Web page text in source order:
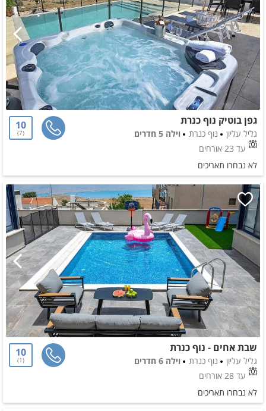
גפן בוטיק נוף כנרת
גליל עליון נוף כנרת
וילה 5 חדרים
עד 23 אורחים
10
7
לא נבחרו תאריכים
שבת אחים - נוף כנרת
גליל עליון נוף כנרת
וילה 6 חדרים
עד 28 אורחים
10
1
לא נבחרו תאריכים